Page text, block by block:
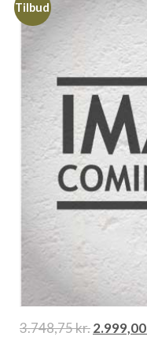
Tilbud
3.748,75kr.2.999,00